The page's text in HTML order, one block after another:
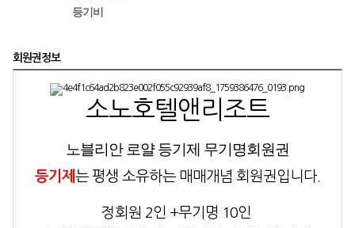
등기비
회원권정보
소노호텔앤리조트
노블리안 로얄 등기제 무기명회원권
등기제 는 평생 소유하는 매매개념 회원권입니다.
정회원 2인 +무기명 10인